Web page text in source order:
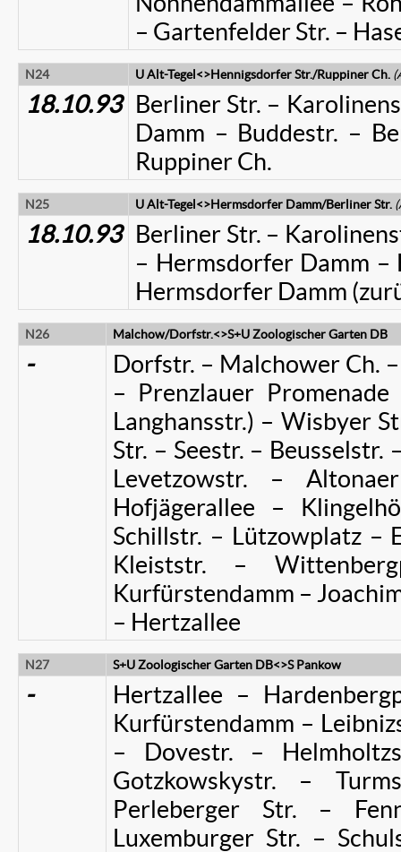
– Gartenfelder Str. –
N24 U Alt-Tegel<>Hennigsdorfer Str./Ruppiner Ch.
18.10.93 Berliner Str. –
Damm – Buddestr. –
Ruppiner Ch.
N25 U Alt-Tegel<>Hermsdorfer Damm/Berliner Str.
18.10.93 Berliner Str. –
– Hermsdorfer Damm –
Hermsdorfer Damm
N26 Malchow/Dorfstr.<>S+U Zoologischer Garten DB
-
Dorfstr. – Malchower Ch.
– Prenzlauer
Langhansstr.) – Wisbyer
Str. – Seestr. –
Levetzowstr. –
Hofjägerallee –
Schillstr. – Lützowplatz –
Kleiststr. –
Kurfürstendamm –
– Hertzallee
N27 S+U Zoologischer Garten DB<>S Pankow
-
Hertzallee –
Kurfürstendamm –
– Dovestr. –
Gotzkowskystr. –
Perleberger Str. –
Luxemburger Str. –